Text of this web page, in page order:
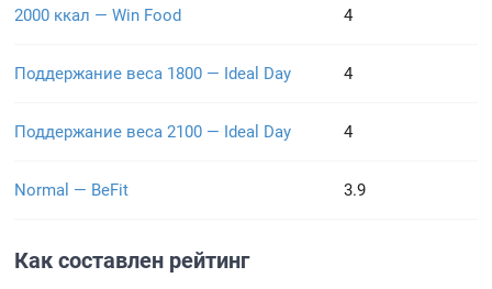
2000 ккал — Win Food 4
Поддержание веса 1800 — Ideal Day 4
Поддержание веса 2100 — Ideal Day 4
Normal — BeFit 3.9
Как составлен рейтинг